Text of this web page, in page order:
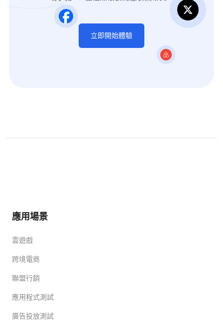
立即開始體驗
應用場景
雲遊戲
跨境電商
聯盟行銷
應用程式測試
廣告投放測試